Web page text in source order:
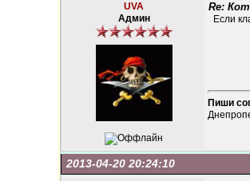
UVA
Админ
Re:
Если
Пиши
2013-04-20 20:24:10